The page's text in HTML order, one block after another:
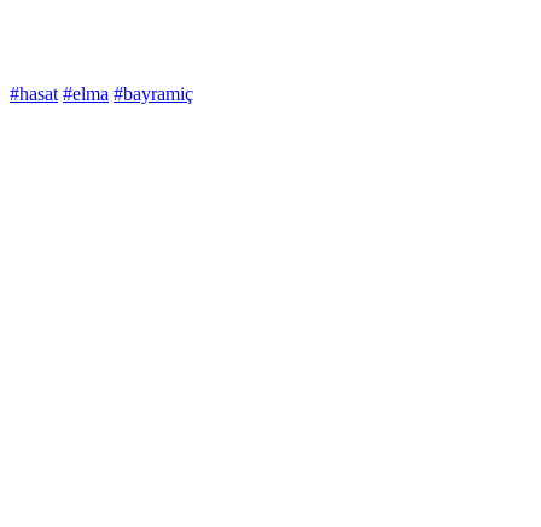
#hasat #elma #bayramiç